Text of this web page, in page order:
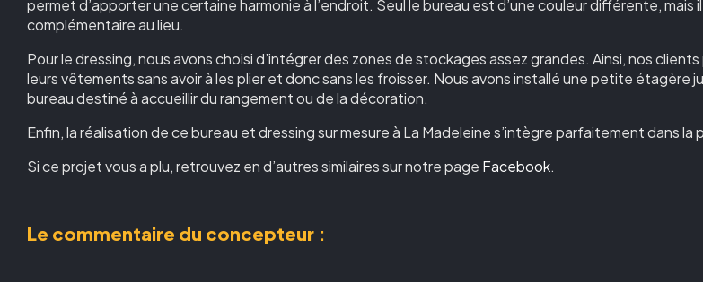
permet d’apporter une certaine harmonie à l’endroit. Seul le bureau est d’une couleur différente, mais
complémentaire au lieu.
Pour le dressing, nous avons choisi d’intégrer des zones de stockages assez grandes. Ainsi, nos
leurs vêtements sans avoir à les plier et donc sans les froisser. Nous avons installé une petite étagère
bureau destiné à accueillir du rangement ou de la décoration.
Enfin, la réalisation de ce bureau et dressing sur mesure à La Madeleine s’intègre parfaitement dans la
Si ce projet vous a plu, retrouvez en d’autres similaires sur notre page Facebook.
Le commentaire du concepteur :